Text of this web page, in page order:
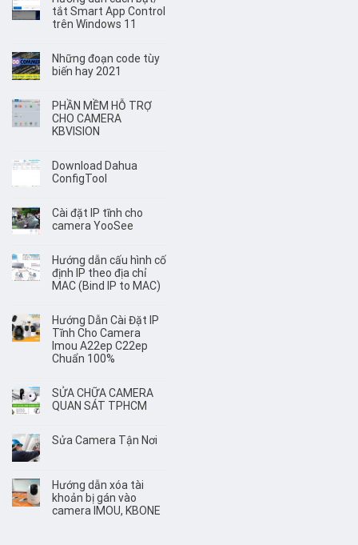
tắt Smart App Control
trên Windows 11
Những đoạn code tùy
biến hay 2021
PHẦN MỀM HỖ TRỢ
CHO CAMERA
KBVISION
Download Dahua
ConfigTool
Cài đặt IP tĩnh cho
camera YooSee
Hướng dẫn cấu hình cố
định IP theo địa chỉ
MAC (Bind IP to MAC)
Hướng Dẫn Cài Đặt IP
Tĩnh Cho Camera
Imou A22ep C22ep
Chuẩn 100%
SỬA CHỮA CAMERA
QUAN SÁT TPHCM
Sửa Camera Tận Nơi
Hướng dẫn xóa tài
khoản bị gán vào
camera IMOU, KBONE